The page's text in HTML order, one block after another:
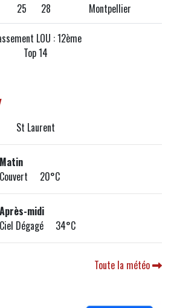
25 28 Montpellier
LOU : 12ème
Top 14
St Laurent
Matin
Couvert 20°C
Après-midi
Ciel Dégagé 34°C
Toute la météo